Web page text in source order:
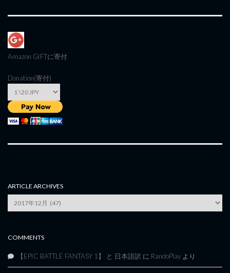
Amazon GIFTに寄付
Donation(寄付)
ARTICLE ARCHIVES
Article
Archives
COMMENTS
【EPIC BATTLE FANTASY 1】 と 日本語訳 に RandoPlay より